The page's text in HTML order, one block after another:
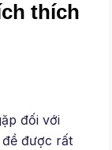
thích
đối với
được rất